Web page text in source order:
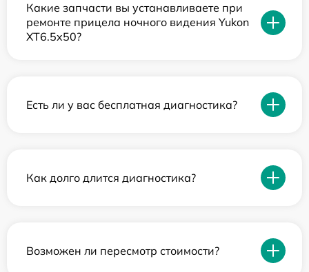
Какие запчасти вы устанавливаете при
ремонте прицела ночного видения Yukon
XT6.5x50?
Есть ли у вас бесплатная диагностика?
Как долго длится диагностика?
Возможен ли пересмотр стоимости?